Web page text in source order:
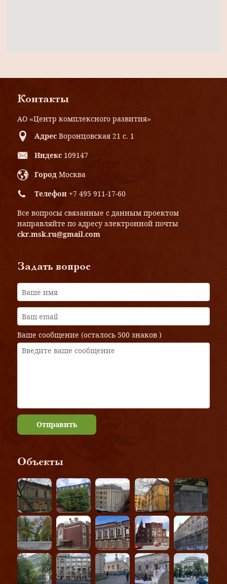
Контакты
АО «Центр комплексного развития»
Адрес Воронцовская 21 с. 1
Индекс 109147
Город Москва
Телефон +7 495 911-17-60
Все вопросы связанные с данным проектом
направляйте по адресу электронной почты
ckr.msk.ru@gmail.com
Задать вопрос
Ваше сообщение (осталось 500 знаков )
Отправить
Объекты